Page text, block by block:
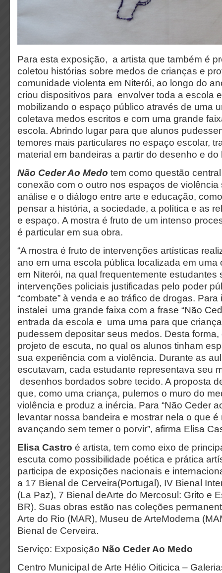
Para esta exposição, a artista que também é
coletou histórias sobre medos de crianças e
comunidade violenta em Niterói, ao longo do
criou dispositivos para envolver toda a escola
mobilizando o espaço público através de uma
coletava medos escritos e com uma grande
escola. Abrindo lugar para que alunos
temores mais particulares no espaço escolar,
material em bandeiras a partir do desenho e do
Não Ceder Ao Medo tem como questão
conexão com o outro nos espaços de violência
análise e o diálogo entre arte e educação,
pensar a história, a sociedade, a política e as
e espaço. A mostra é fruto de um intenso
é particular em sua obra.
“A mostra é fruto de intervenções artísticas
ano em uma escola pública localizada em uma
em Niterói, na qual frequentemente estudantes
intervenções policiais justificadas pelo poder
“combate” à venda e ao tráfico de drogas. Para
instalei uma grande faixa com a frase “Não
entrada da escola e uma urna para que
pudessem depositar seus medos. Desta
projeto de escuta, no qual os alunos tinham
sua experiência com a violência. Durante as
escutavam, cada estudante representava seu
desenhos bordados sobre tecido. A proposta
que, como uma criança, pulemos o muro do
violência e produz a inércia. Para “Não Ceder
levantar nossa bandeira e mostrar nela o que
avançando sem temer o porvir”, afirma Elisa
Elisa Castro é artista, tem como eixo de
escuta como possibilidade poética e prática
participa de exposições nacionais e
a 17 Bienal de Cerveira(Portugal), IV Bienal
(La Paz), 7 Bienal deArte do Mercosul: Grito e
BR). Suas obras estão nas coleções
Arte do Rio (MAR), Museu de ArteModerna
Bienal de Cerveira.
Serviço: Exposição Não Ceder Ao Medo
Centro Municipal de Arte Hélio Oiticica –